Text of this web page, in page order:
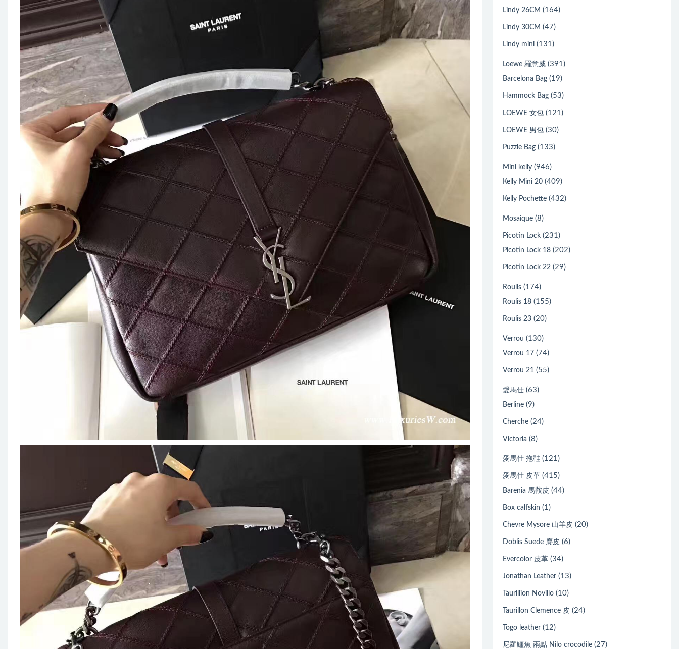
Lindy 26CM (164)
Lindy 30CM (47)
Lindy mini (131)
Loewe 羅意威 (391)
Barcelona Bag (19)
Hammock Bag (53)
LOEWE 女包 (121)
LOEWE 男包 (30)
Puzzle Bag (133)
Mini kelly (946)
Kelly Mini 20 (409)
Kelly Pochette (432)
Mosaique (8)
Picotin Lock (231)
Picotin Lock 18 (202)
Picotin Lock 22 (29)
Roulis (174)
Roulis 18 (155)
Roulis 23 (20)
Verrou (130)
Verrou 17 (74)
Verrou 21 (55)
愛馬仕 (63)
Berline (9)
Cherche (24)
Victoria (8)
愛馬仕 拖鞋 (121)
愛馬仕 皮革 (415)
Barenia 馬鞍皮 (44)
Box calfskin (1)
Chevre Mysore 山羊皮 (20)
Doblis Suede 麂皮 (6)
Evercolor 皮革 (34)
Jonathan Leather (13)
Taurillion Novillo (10)
Taurillon Clemence 皮 (24)
Togo leather (12)
尼羅鱷魚 兩點 Nilo crocodile (27)